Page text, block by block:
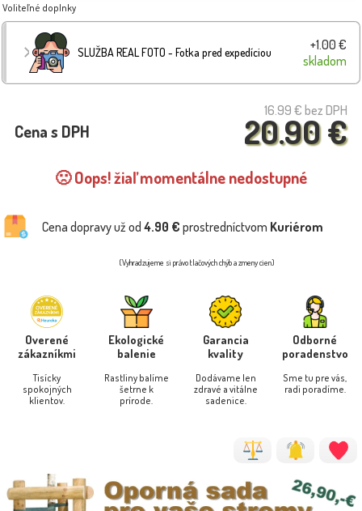
Voliteľné doplnky
SLUŽBA REAL FOTO - Fotka pred expedíciou
+1.00 €
skladom
16.99 € bez DPH
20.90 €
Cena s DPH
🙁 Oops! žiaľ momentálne nedostupné
Cena dopravy už od 4.90 € prostredníctvom Kuriérom
(Vyhradzujeme si právo tlačových chýb a zmeny cien)
Overené
zákazníkmi
Tisícky
spokojných
klientov.
Ekologické
balenie
Rastliny balíme
šetrne k
prírode.
Garancia
kvality
Dodávame len
zdravé a vitálne
sadenice.
Odborné
poradenstvo
Sme tu pre vás,
radi poradíme.